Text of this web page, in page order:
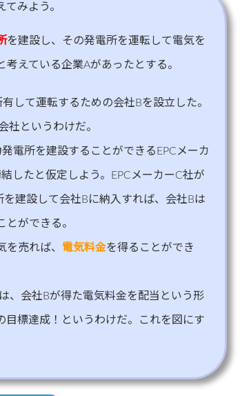
みよう。
を建設し、その発電所を運転して電気を
えている企業Aがあったとする。
して運転するための会社Bを設立した。
社というわけだ。
電所を建設することができるEPCメーカ
したと仮定しよう。EPCメーカーC社が
を建設して会社Bに納入すれば、会社Bは
ができる。
を売れば、 電気料金を得ることができ
、会社Bが得た電気料金を配当という形
目標達成！というわけだ。これを図にす